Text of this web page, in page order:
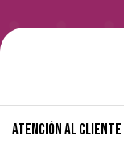
Atención al cliente